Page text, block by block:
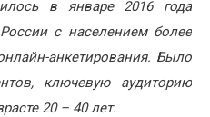
в январе 2016 года
с населением более
анкетирования. Было
ключевую аудиторию
20 – 40 лет.